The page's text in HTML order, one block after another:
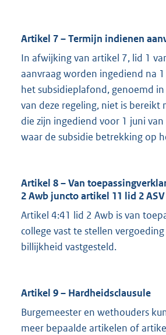
Artikel 7 – Termijn indienen
In afwijking van artikel 7, lid 1
aanvraag worden ingediend na
het subsidieplafond, genoemd
van deze regeling, niet is bereikt
die zijn ingediend voor 1 juni
waar de subsidie betrekking op
Artikel 8 – Van
2 Awb juncto artikel 11 lid 2 ASV
Artikel 4:41 lid 2 Awb is van
college vast te stellen
billijkheid vastgesteld.
Artikel 9 – Hardheidsclausule
Burgemeester en wethouders
meer bepaalde artikelen of